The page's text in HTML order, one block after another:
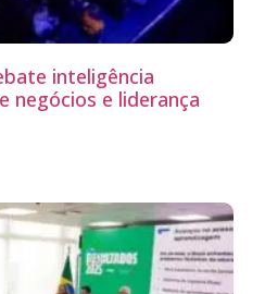
inteligência
negócios e liderança